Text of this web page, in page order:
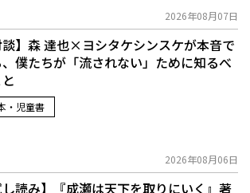
2026年08月07日
談】森 達也×ヨシタケシンスケが本音で
僕たちが「流されない」ために知るべ
・児童書
2026年08月06日
し読み】『成瀬は天下を取りにいく』著